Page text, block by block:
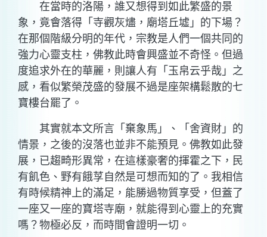
在當時的洛陽，誰又想得到如此繁盛的景
象，竟會落得「寺觀灰燼，廟塔丘墟」的下場？
在那個階級分明的年代，宗教是人們一個共同的
強力心靈支柱，佛教此時會興盛並不奇怪。但過
度追求外在的華麗，則讓人有「玉帛云乎哉」之
感，看似繁榮茂盛的發展不過是座架構鬆散的七
寶樓台罷了。
其實就本文所言「棄象馬」、「舍資財」的
情景，之後的沒落也並非不能預見。佛教如此發
展，已趨畸形異常，在這樣豪奢的揮霍之下，民
有飢色、野有餓莩自然是可想而知的了。我相信
有時候精神上的滿足，能勝過物質享受，但蓋了
一座又一座的寶塔寺廟，就能得到心靈上的充實
嗎？物極必反，而時間會證明一切。